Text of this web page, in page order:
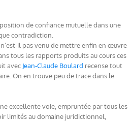
de confiance mutuelle dans une
contradiction.
il pas venu de mettre enfin en œuvre
tous les rapports produits au cours ces
avec Jean-Claude Boulard recense tout
On en trouve peu de trace dans le
excellente voie, empruntée par tous les
limités au domaine juridictionnel,